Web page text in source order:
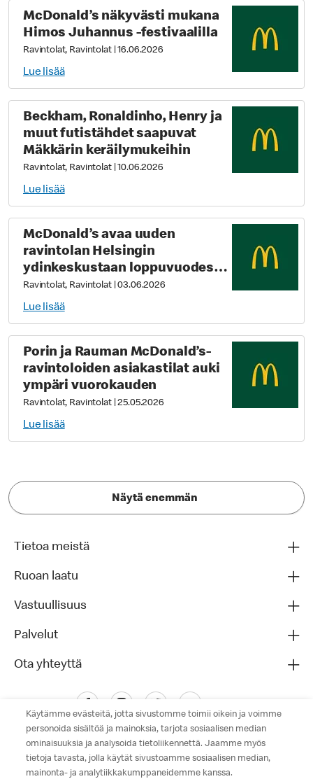
McDonald’s näkyvästi mukana
Himos Juhannus -festivaalilla
Ravintolat, Ravintolat|16.06.2026
Lue lisää
Beckham, Ronaldinho, Henry ja
muut futistähdet saapuvat
Mäkkärin keräilymukeihin
Ravintolat, Ravintolat|10.06.2026
Lue lisää
McDonald’s avaa uuden
ravintolan Helsingin
ydinkeskustaan loppuvuodesta
2026
Ravintolat, Ravintolat|03.06.2026
Lue lisää
Porin ja Rauman McDonald’s-
ravintoloiden asiakastilat auki
ympäri vuorokauden
Ravintolat, Ravintolat|25.05.2026
Lue lisää
Näytä enemmän
Tietoa meistä
Ruoan laatu
Vastuullisuus
Palvelut
Ota yhteyttä
Käytämme evästeitä, jotta sivustomme toimii oikein ja voimme
personoida sisältöä ja mainoksia, tarjota sosiaalisen median
ominaisuuksia ja analysoida tietoliikennettä. Jaamme myös
tietoja tavasta, jolla käytät sivustoamme sosiaalisen median,
mainonta- ja analytiikkakumppaneidemme kanssa.